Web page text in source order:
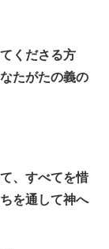
くださる方
たがたの義の
、すべてを惜
を通して神へ